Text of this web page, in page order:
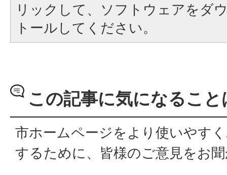
リックして、ソフトウェアをダ
トールしてください。
この記事に気になるこ
市ホームページをより使いやす
するために、皆様のご意見をお